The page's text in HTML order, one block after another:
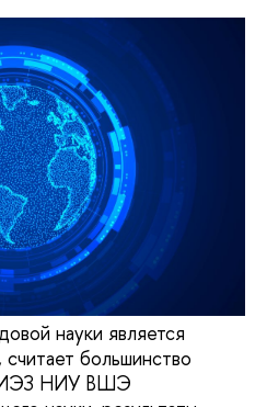
науки является
большинство
НИУ ВШЭ